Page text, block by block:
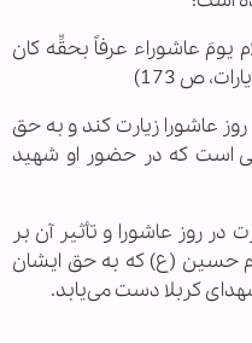
یومَ عاشوراء عرفاً بحقِّه کان
ص 173)
عاشورا زیارت کند و به حق
است که در حضور او شهید
در روز عاشورا و تأثیر آن بر
حسین (ع) که به حق ایشان
کربلا دست می‌یابد.